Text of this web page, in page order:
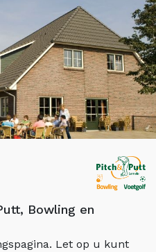
Bowling en
Let op u kunt